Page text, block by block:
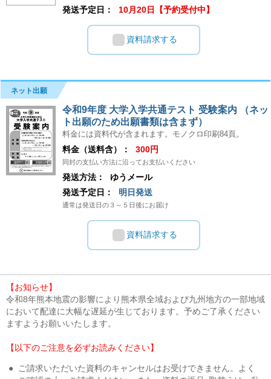
発送予定日：
10月20日【予約受付中】
資料請求する
ネット出願
令和9年度 大学入学共通テスト 受験案内 （ネッ
ト出願のため出願書類は含まず）
料金には資料代が含まれます。モノクロ印刷84頁。
料金（送料含）： 300円
同封の支払い方法に沿ってお支払いください
発送方法：
ゆうメール
発送予定日：
明日発送
通常は発送日の３～５日後にお届け
資料請求する
【お知らせ】
令和8年熊本地震の影響により熊本県全域および九州地方の一部地域
において配達に大幅な遅延が生じております。予めご了承ください
ますようお願いいたします。
【以下のご注意を必ずお読みください】
●
ご請求いただいた資料のキャンセルはお受けできません。よく